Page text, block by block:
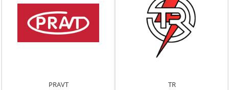
PRAVT TR